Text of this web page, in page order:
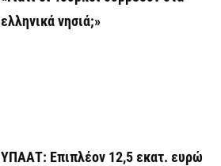
ελληνικά νησιά;»
ΥΠΑΑΤ: Επιπλέον 12,5 εκατ. ευρώ